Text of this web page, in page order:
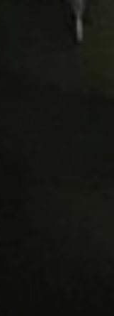
KULTUR, BILDNING,